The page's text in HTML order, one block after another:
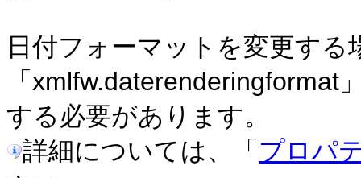
日付フォーマットを変更す
「
する必要があります。
詳細については、「 プロパ